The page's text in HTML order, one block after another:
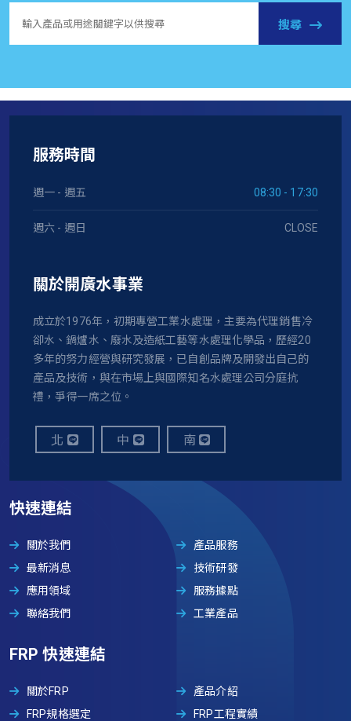
搜尋
服務時間
週一 - 週五 08:30 - 17:30
週六 - 週日 CLOSE
關於開廣水事業
成立於1976年，初期專營工業水處理，主要為代理銷售冷
卻水、鍋爐水、廢水及造紙工藝等水處理化學品，歷經20
多年的努力經營與研究發展，已自創品牌及開發出自己的
產品及技術，與在市場上與國際知名水處理公司分庭抗
禮，爭得一席之位。
北 中 南
快速連結
關於我們
產品服務
最新消息
技術研發
應用領域
服務據點
聯絡我們
工業產品
FRP 快速連結
關於FRP
產品介紹
FRP規格選定
FRP工程實績